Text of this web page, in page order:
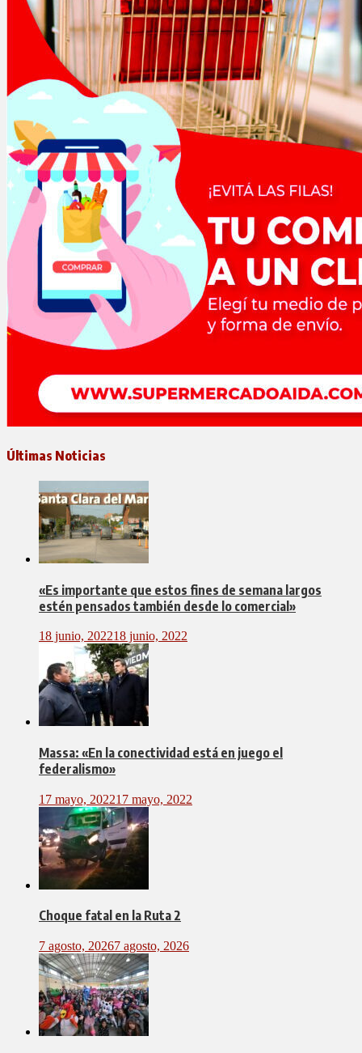
Últimas Noticias
«Es importante que estos fines de semana largos
estén pensados también desde lo comercial»
18 junio, 202218 junio, 2022
Massa: «En la conectividad está en juego el
federalismo»
17 mayo, 202217 mayo, 2022
Choque fatal en la Ruta 2
7 agosto, 20267 agosto, 2026